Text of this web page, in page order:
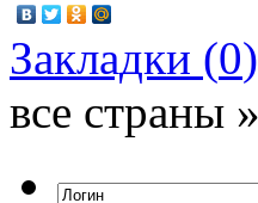
Закладки (0)
все страны